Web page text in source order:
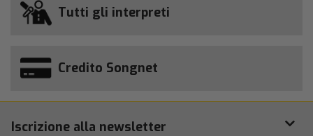
Tutti gli interpreti
Credito Songnet
Iscrizione alla newsletter